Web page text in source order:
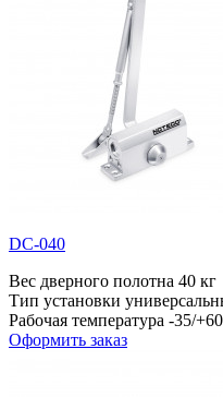
DC-040
Вес дверного полотна 40 кг
Тип установки
Рабочая температура -35/
Оформить заказ